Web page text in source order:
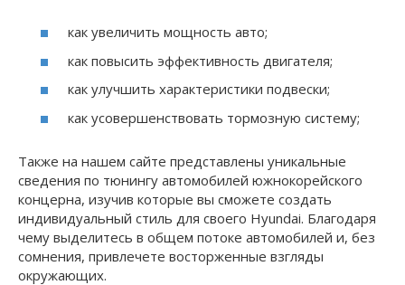
как увеличить мощность авто;
как повысить эффективность двигателя;
как улучшить характеристики подвески;
как усовершенствовать тормозную систему;
Также на нашем сайте представлены уникальные
сведения по тюнингу автомобилей южнокорейского
концерна, изучив которые вы сможете создать
индивидуальный стиль для своего Hyundai. Благодаря
чему выделитесь в общем потоке автомобилей и, без
сомнения, привлечете восторженные взгляды
окружающих.